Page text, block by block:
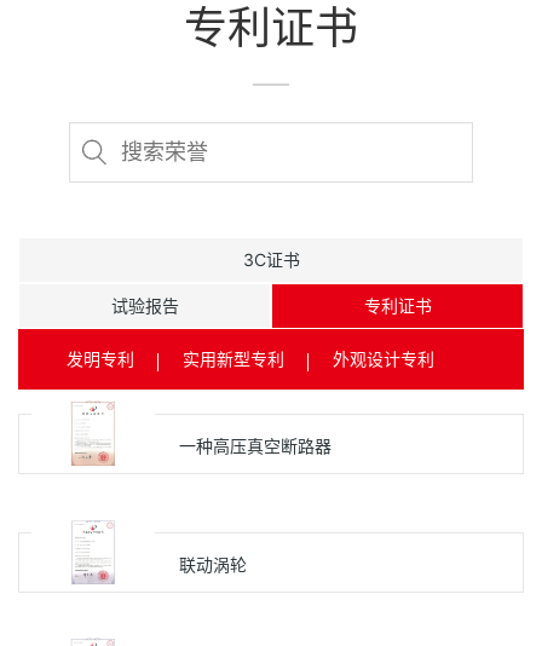
专利证书
3C证书
试验报告 专利证书
发明专利 实用新型专利 外观设计专利
一种高压真空断路器
联动涡轮